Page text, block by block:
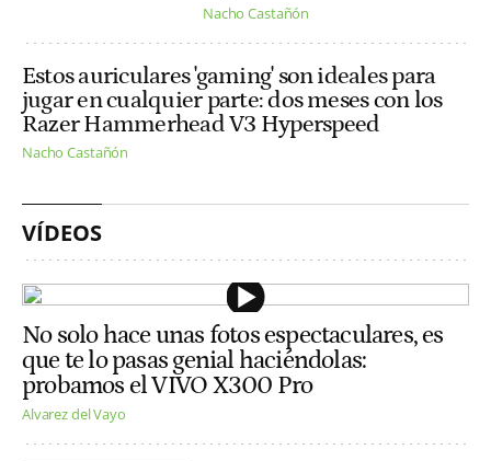
Nacho Castañón
Estos auriculares 'gaming' son ideales para
jugar en cualquier parte: dos meses con los
Razer Hammerhead V3 Hyperspeed
Nacho Castañón
VÍDEOS
No solo hace unas fotos espectaculares, es
que te lo pasas genial haciéndolas:
probamos el VIVO X300 Pro
Alvarez del Vayo